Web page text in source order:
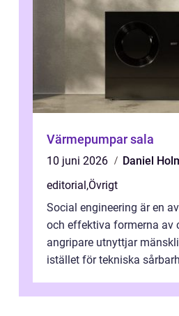
Värmepumpar sala
10 juni 2026
Daniel
editorial,Övrigt
Social engineering är en
och effektiva formerna av
angripare utnyttjar
istället för tekniska